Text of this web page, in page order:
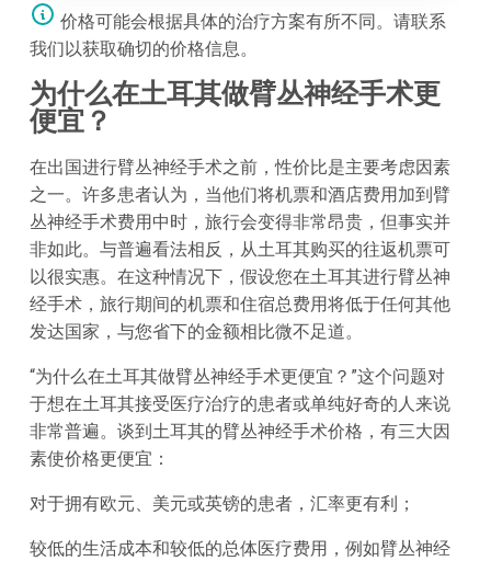
价格可能会根据具体的治疗方案有所不同。请联系
我们以获取确切的价格信息。
为什么在土耳其做臂丛神经手术更
便宜？
在出国进行臂丛神经手术之前，性价比是主要考虑因素
之一。许多患者认为，当他们将机票和酒店费用加到臂
丛神经手术费用中时，旅行会变得非常昂贵，但事实并
非如此。与普遍看法相反，从土耳其购买的往返机票可
以很实惠。在这种情况下，假设您在土耳其进行臂丛神
经手术，旅行期间的机票和住宿总费用将低于任何其他
发达国家，与您省下的金额相比微不足道。
“为什么在土耳其做臂丛神经手术更便宜？”这个问题对
于想在土耳其接受医疗治疗的患者或单纯好奇的人来说
非常普遍。谈到土耳其的臂丛神经手术价格，有三大因
素使价格更便宜：
对于拥有欧元、美元或英镑的患者，汇率更有利；
较低的生活成本和较低的总体医疗费用，例如臂丛神经